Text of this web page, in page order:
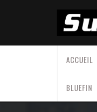
ACCUEIL
BLUEFIN